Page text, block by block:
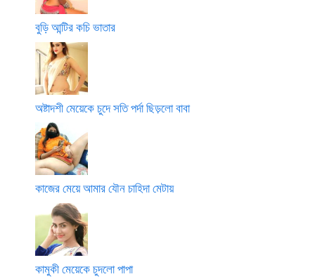
বুড়ি আন্টির কচি ভাতার
অষ্টাদশী মেয়েকে চুদে সতি পর্দা ছিড়লো বাবা
কাজের মেয়ে আমার যৌন চাহিদা মেটায়
কামুকী মেয়েকে চুদলো পাপা